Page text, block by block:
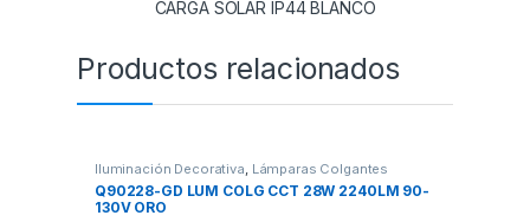
Productos relacionados
Iluminación Decorativa, Lámparas Colgantes
Q90228-GD LUM COLG CCT 28W 2240LM 90-
130V ORO